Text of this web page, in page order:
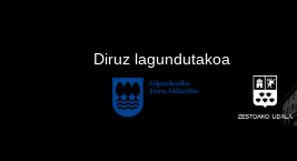
Diruz lagundutakoa